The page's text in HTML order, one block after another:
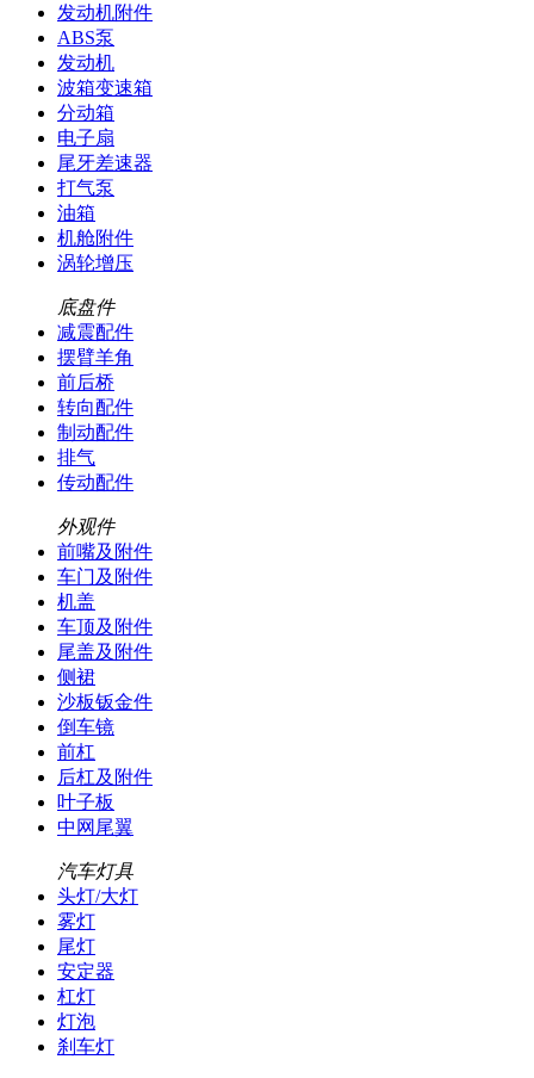
发动机附件
ABS泵
发动机
波箱变速箱
分动箱
电子扇
尾牙差速器
打气泵
油箱
机舱附件
涡轮增压
底盘件
减震配件
摆臂羊角
前后桥
转向配件
制动配件
排气
传动配件
外观件
前嘴及附件
车门及附件
机盖
车顶及附件
尾盖及附件
侧裙
沙板钣金件
倒车镜
前杠
后杠及附件
叶子板
中网尾翼
汽车灯具
头灯/大灯
雾灯
尾灯
安定器
杠灯
灯泡
刹车灯